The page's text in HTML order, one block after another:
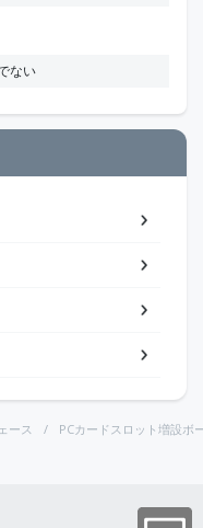
ない
ース PCカードスロット増設ボ